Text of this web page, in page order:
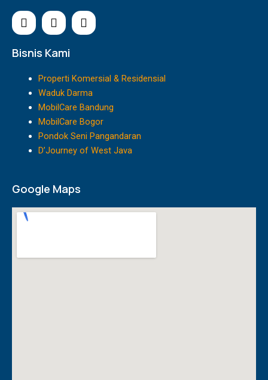
I
n
t
g
m
F
a
e
o
o
k
Y
o
b
e
Bisnis Kami
Properti Komersial & Residensial
Waduk Darma
MobilCare Bandung
MobilCare Bogor
Pondok Seni Pangandaran
D’Journey of West Java
Google Maps